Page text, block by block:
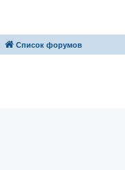
Список форумов